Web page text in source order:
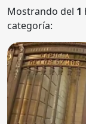
Mostrando del 1
categoría: